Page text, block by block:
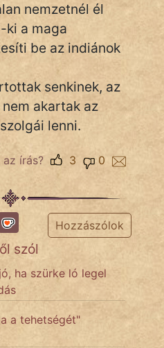
nemzetnél él
ki a maga
be az indiánok
senkinek, az
akartak az
lenni.
írás? 0
3
Hozzászólok
szól
ha szürke ló legel
a tehetségét"